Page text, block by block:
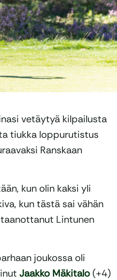
vetäytyä kilpailusta
tiukka loppurutistus
Ranskaan
kun olin kaksi yli
kun tästä sai vähän
Lintunen
joukossa oli
Jaakko Mäkitalo (+4)